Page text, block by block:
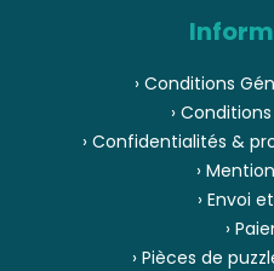
› Conditions
›
› Confidentialités &
›
› Envoi
›
› Pièces de